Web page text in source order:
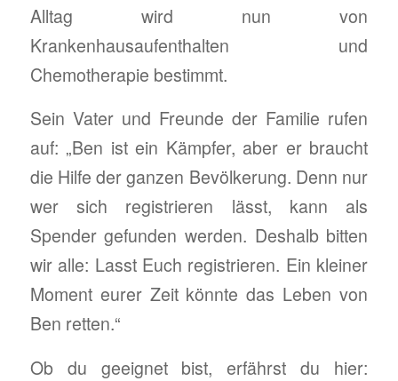
Alltag wird nun von
Krankenhausaufenthalten und
Chemotherapie bestimmt.
Sein Vater und Freunde der Familie rufen
auf: „Ben ist ein Kämpfer, aber er braucht
die Hilfe der ganzen Bevölkerung. Denn nur
wer sich registrieren lässt, kann als
Spender gefunden werden. Deshalb bitten
wir alle: Lasst Euch registrieren. Ein kleiner
Moment eurer Zeit könnte das Leben von
Ben retten.“
Ob du geeignet bist, erfährst du hier: